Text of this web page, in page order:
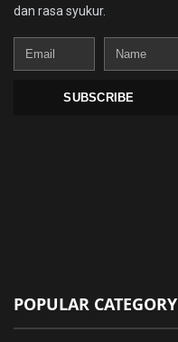
dan rasa syukur.
Email
Name
SUBSCRIBE
POPULAR CATEGORY